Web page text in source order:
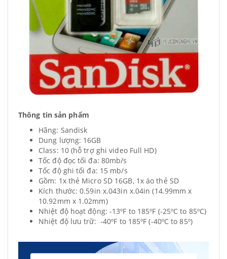
Thông tin sản phẩm
Hãng: Sandisk
Dung lượng: 16GB
Class: 10 (hỗ trợ ghi video Full HD)
Tốc độ đọc tối đa: 80mb/s
Tốc độ ghi tối đa: 15 mb/s
Gồm: 1x thẻ Micro SD 16GB, 1x áo thẻ SD
Kích thước: 0.59in x.043in x.04in (14.99mm x
10.92mm x 1.02mm)
Nhiệt độ hoạt động: -13ºF to 185ºF (-25ºC to 85ºC)
Nhiệt độ lưu trữ: -40ºF to 185ºF (-40ºC to 85º)